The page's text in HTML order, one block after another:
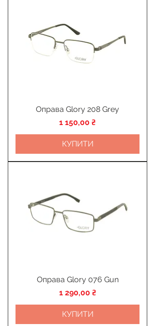
Оправа Glory 208 Grey
Ціна
1 150,00 ₴
КУПИТИ
Оправа Glory 076 Gun
Ціна
1 290,00 ₴
КУПИТИ